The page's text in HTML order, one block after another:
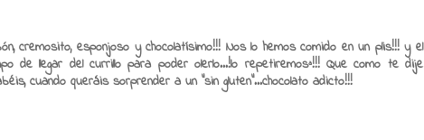
cremosito, esponjoso y chocolatísimo!!! Nos lo hemos comido en un plis!!! y el
de llegar del currillo para poder olerlo...!lo repetiremosª!!! Que como te dije
cuando queráis sorprender a un "sin gluten"...chocolato adicto!!!